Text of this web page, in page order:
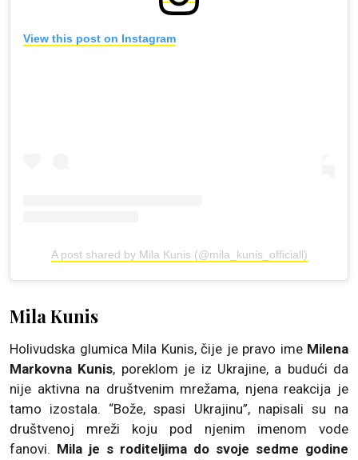
View this post on Instagram
A post shared by Mila Kunis (@mila_kunis_officiall)
Mila Kunis
Holivudska glumica Mila Kunis, čije je pravo ime Milena
Markovna Kunis, poreklom je iz Ukrajine, a budući da
nije aktivna na društvenim mrežama, njena reakcija je
tamo izostala. “Bože, spasi Ukrajinu”, napisali su na
društvenoj mreži koju pod njenim imenom vode
fanovi. Mila je s roditeljima do svoje sedme godine